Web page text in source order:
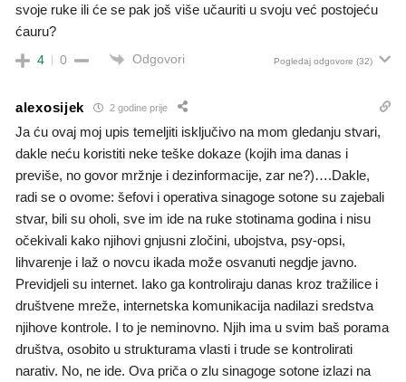
svoje ruke ili će se pak još više učauriti u svoju već postojeću
ćauru?
4 0 Odgovori Pogledaj odgovore (32)
alexosijek 2 godine prije
Ja ću ovaj moj upis temeljiti isključivo na mom gledanju stvari,
dakle neću koristiti neke teške dokaze (kojih ima danas i
previše, no govor mržnje i dezinformacije, zar ne?)….Dakle,
radi se o ovome: šefovi i operativa sinagoge sotone su zajebali
stvar, bili su oholi, sve im ide na ruke stotinama godina i nisu
očekivali kako njihovi gnjusni zločini, ubojstva, psy-opsi,
lihvarenje i laž o novcu ikada može osvanuti negdje javno.
Previdjeli su internet. Iako ga kontroliraju danas kroz tražilice i
društvene mreže, internetska komunikacija nadilazi sredstva
njihove kontrole. I to je neminovno. Njih ima u svim baš porama
društva, osobito u strukturama vlasti i trude se kontrolirati
narativ. No, ne ide. Ova priča o zlu sinagoge sotone izlazi na